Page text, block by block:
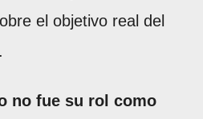
el objetivo real del
no fue su rol como